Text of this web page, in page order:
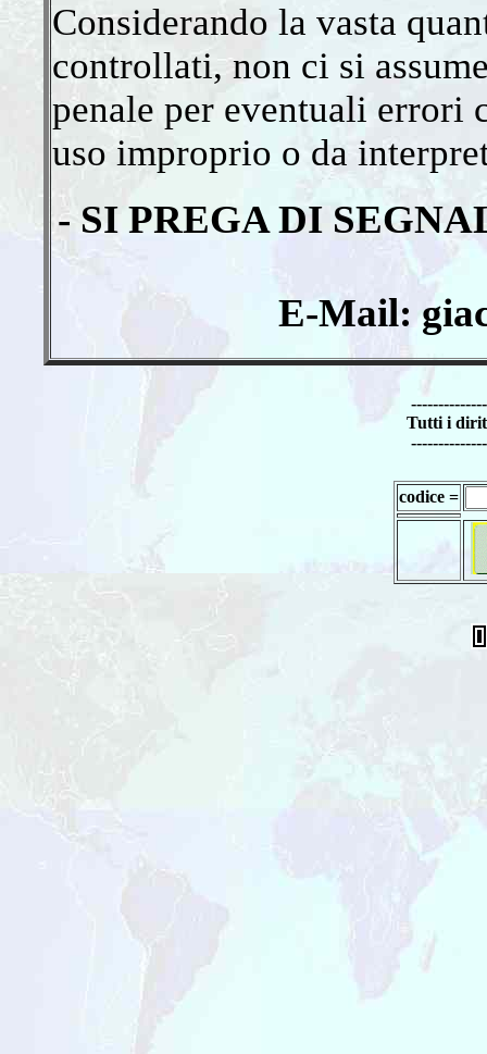
Considerando la vasta
controllati, non ci si
penale per eventuali errori
uso improprio o da
- SI PREGA DI
E-Mail:
Tutti i
codice =